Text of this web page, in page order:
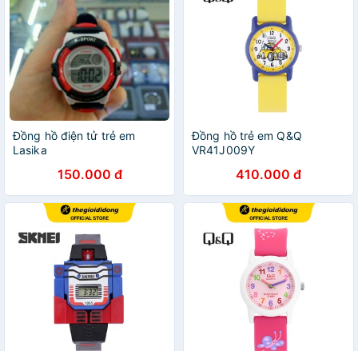
Đồng hồ điện tử trẻ em
Lasika
150.000 đ
Đồng hồ trẻ em Q&Q
VR41J009Y
410.000 đ